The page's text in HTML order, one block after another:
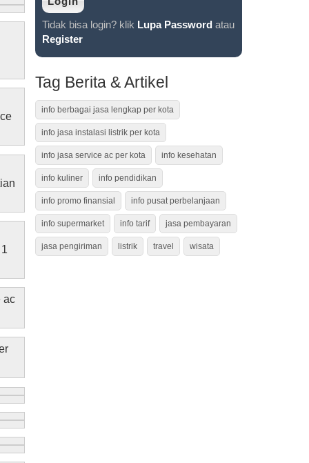
ac
Tidak bisa login? klik Lupa Password atau
Register
Tag Berita & Artikel
info berbagai jasa lengkap per kota
info jasa instalasi listrik per kota
info jasa service ac per kota info kesehatan
info kuliner info pendidikan
info promo finansial info pusat perbelanjaan
info supermarket info tarif jasa pembayaran
jasa pengiriman listrik travel wisata